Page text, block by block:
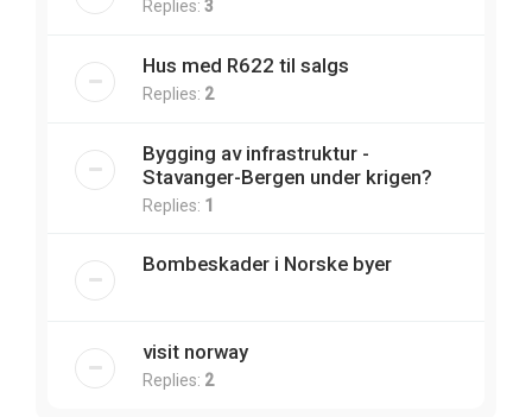
Replies: 3
Hus med R622 til salgs
Replies: 2
Bygging av infrastruktur -
Stavanger-Bergen under krigen?
Replies: 1
Bombeskader i Norske byer
visit norway
Replies: 2